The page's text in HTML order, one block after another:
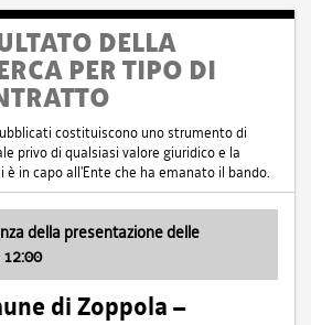
DELLA
PER TIPO DI
costituiscono uno strumento di
privo di qualsiasi valore giuridico e la
in capo all'Ente che ha emanato il bando.
della presentazione delle
di Zoppola –